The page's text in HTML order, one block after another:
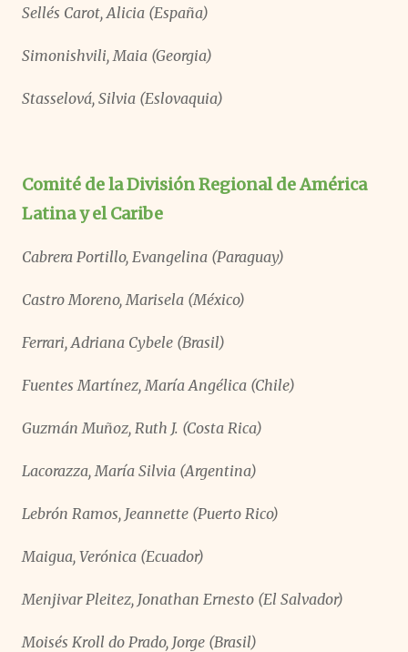
Sellés Carot, Alicia (España)
Simonishvili, Maia (Georgia)
Stasselová, Silvia (Eslovaquia)
Comité de la División Regional de América
Latina y el Caribe
Cabrera Portillo, Evangelina (Paraguay)
Castro Moreno, Marisela (México)
Ferrari, Adriana Cybele (Brasil)
Fuentes Martínez, María Angélica (Chile)
Guzmán Muñoz, Ruth J. (Costa Rica)
Lacorazza, María Silvia (Argentina)
Lebrón Ramos, Jeannette (Puerto Rico)
Maigua, Verónica (Ecuador)
Menjivar Pleitez, Jonathan Ernesto (El Salvador)
Moisés Kroll do Prado, Jorge (Brasil)